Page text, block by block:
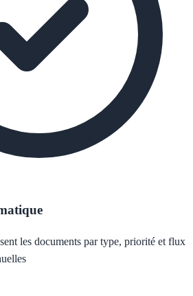
les documents par type, priorité et flux